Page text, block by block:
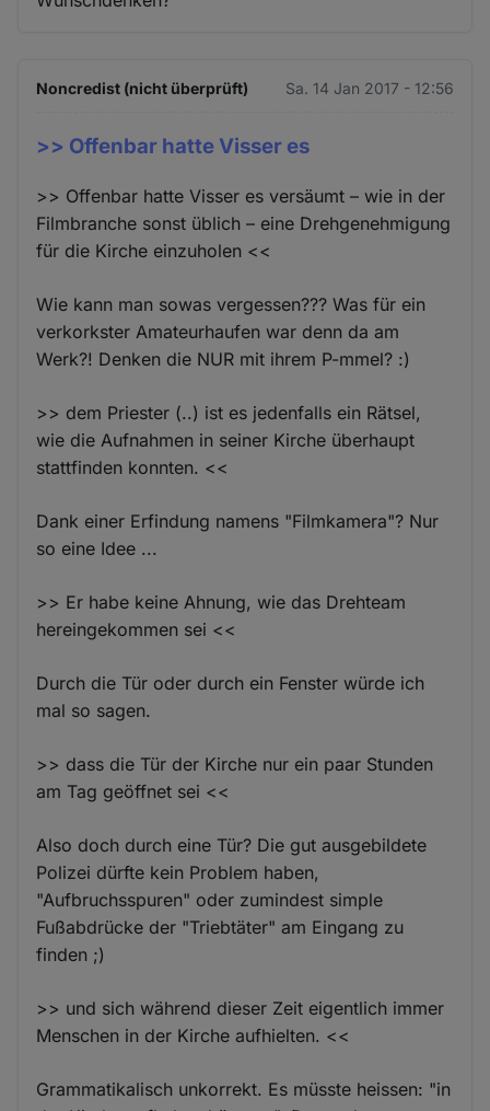
Noncredist (nicht überprüft) Sa. 14 Jan 2017 - 12:56
>> Offenbar hatte Visser es
>> Offenbar hatte Visser es versäumt – wie in der
Filmbranche sonst üblich – eine Drehgenehmigung
für die Kirche einzuholen <<
Wie kann man sowas vergessen??? Was für ein
verkorkster Amateurhaufen war denn da am
Werk?! Denken die NUR mit ihrem P-mmel? :)
>> dem Priester (..) ist es jedenfalls ein Rätsel,
wie die Aufnahmen in seiner Kirche überhaupt
stattfinden konnten. <<
Dank einer Erfindung namens "Filmkamera"? Nur
so eine Idee ...
>> Er habe keine Ahnung, wie das Drehteam
hereingekommen sei <<
Durch die Tür oder durch ein Fenster würde ich
mal so sagen.
>> dass die Tür der Kirche nur ein paar Stunden
am Tag geöffnet sei <<
Also doch durch eine Tür? Die gut ausgebildete
Polizei dürfte kein Problem haben,
"Aufbruchsspuren" oder zumindest simple
Fußabdrücke der "Triebtäter" am Eingang zu
finden ;)
>> und sich während dieser Zeit eigentlich immer
Menschen in der Kirche aufhielten. <<
Grammatikalisch unkorrekt. Es müsste heissen: "in